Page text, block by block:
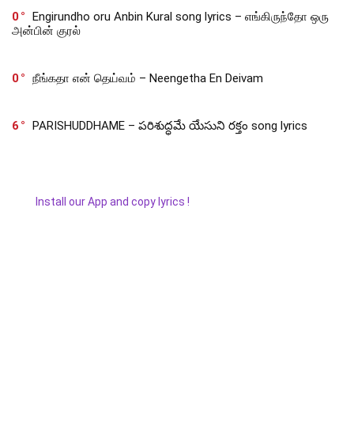
0
Engirundho oru Anbin Kural song lyrics – எங்கிருந்தோ ஒரு
அன்பின் குரல்
0 நீங்கதா என் தெய்வம் – Neengetha En Deivam
6 PARISHUDDHAME – పరిశుద్ధమే యేసుని రక్తం song lyrics
Install our App and copy lyrics !